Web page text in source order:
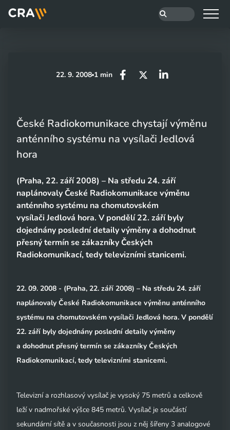
22. 9. 2008 1 min
České Radiokomunikace chystají výměnu
anténního systému na vysílači Jedlová
hora
(Praha, 22. září 2008) – Na středu 24. září
naplánovaly České Radiokomunikace výměnu
anténního systému na chomutovském
vysílači Jedlová hora. V pondělí 22. září byly
dojednány poslední detaily výměny a dohodnut
přesný termín se zákazníky Českých
Radiokomunikací, tedy televizními stanicemi.
22. 09. 2008 - (Praha, 22. září 2008) – Na středu 24. září
naplánovaly České Radiokomunikace výměnu anténního
systému na chomutovském vysílači Jedlová hora. V pondělí
22. září byly dojednány poslední detaily výměny
a dohodnut přesný termín se zákazníky Českých
Radiokomunikací, tedy televizními stanicemi.
Televizní a rozhlasový vysílač je vysoký 75 metrů a celkově
leží v nadmořské výšce 845 metrů. Vysílač je součástí
sekundární sítě a v současnosti jsou z něj šířeny 3 analogové